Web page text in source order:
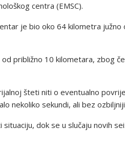
centra (EMSC).
je bio oko 64 kilometra
približno 10 kilometara, zbog
šteti niti o eventualno
nekoliko sekundi, ali bez
dok se u slučaju novih